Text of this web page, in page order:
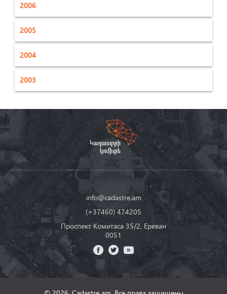
2006
2005
2004
2003
info@cadastre.am
(+37460) 474205
Проспект Комитаса 35/2, Ереван
0051